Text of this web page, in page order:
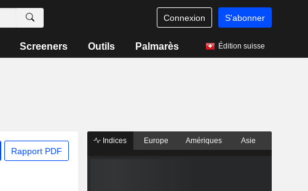
Connexion S'abonner
Screeners Outils Palmarès Édition suisse
Rapport PDF
Indices Europe Amériques Asie